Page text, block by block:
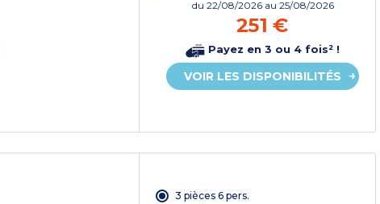
du 22/08/2026 au 25/08/2026
251 €
Payez en 3 ou 4 fois² !
VOIR LES DISPONIBILITÉS
3 pièces 6 pers.